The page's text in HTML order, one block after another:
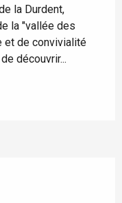
la Durdent,
la "vallée des
et de convivialité
découvrir...